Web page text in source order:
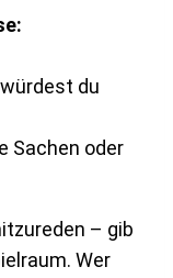
du
Sachen oder
– gib
Wer